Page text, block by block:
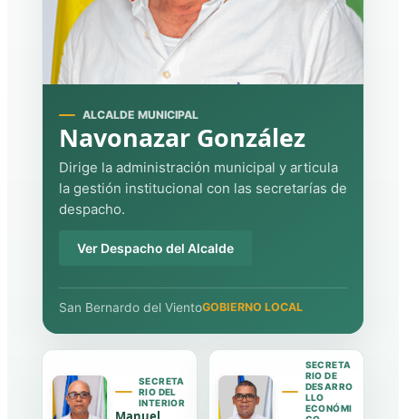
ALCALDE MUNICIPAL
Navonazar González
Dirige la administración municipal y articula
la gestión institucional con las secretarías de
despacho.
Ver Despacho del Alcalde
San Bernardo del VientoGOBIERNO LOCAL
SECRETA
RIO DEL
INTERIOR
SECRETA
RIO DE
DESARRO
LLO
ECONÓMI